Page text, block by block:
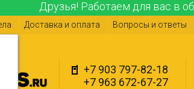
Друзья! Работаем для вас в
Доставка и оплата Вопросы и ответы
+7 903 797-82-18
+7 963 672-67-27